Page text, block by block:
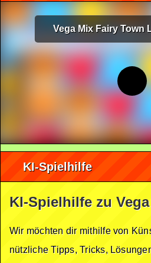
Vega Mix Fairy Town
KI-Spielhilfe
KI-Spielhilfe zu
Wir möchten dir mithilfe von
nützliche Tipps, Tricks,